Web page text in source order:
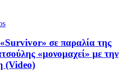
σε παραλία της
«μονομαχεί» με την
(Video)